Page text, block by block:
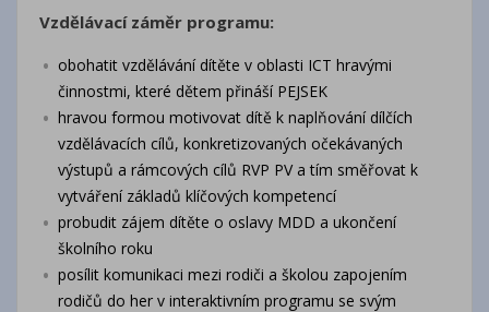
Vzdělávací záměr programu:
obohatit vzdělávání dítěte v oblasti ICT hravými
činnostmi, které dětem přináší PEJSEK
hravou formou motivovat dítě k naplňování dílčích
vzdělávacích cílů, konkretizovaných očekávaných
výstupů a rámcových cílů RVP PV a tím směřovat k
vytváření základů klíčových kompetencí
probudit zájem dítěte o oslavy MDD a ukončení
školního roku
posílit komunikaci mezi rodiči a školou zapojením
rodičů do her v interaktivním programu se svým